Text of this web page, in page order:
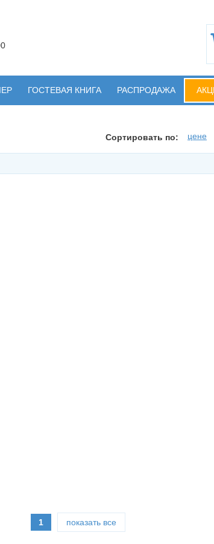
ГОСТЕВАЯ КНИГА РАСПРОДАЖА
Сортировать по: цене
1 показать все